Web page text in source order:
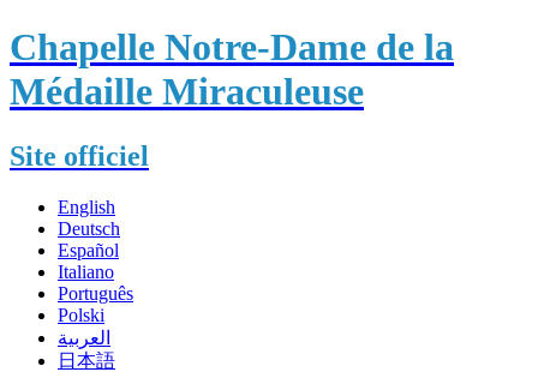
Chapelle Notre-Dame de la
Médaille Miraculeuse
Site officiel
English
Deutsch
Español
Italiano
Português
Polski
العربية
日本語